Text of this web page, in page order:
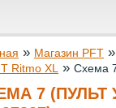
» Магазин PFT
Ritmo XL » Схема
7